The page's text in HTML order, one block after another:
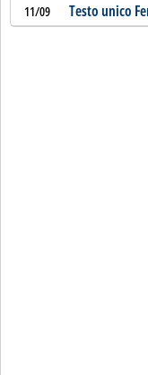
11/09 Testo unico